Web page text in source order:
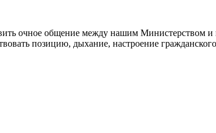
очное общение между нашим Министерством и
позицию, дыхание, настроение